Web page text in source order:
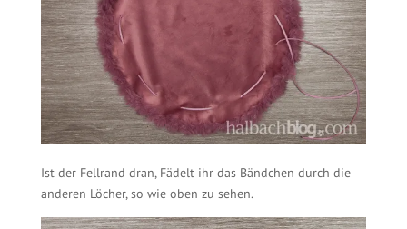
Ist der Fellrand dran, Fädelt ihr das Bändchen durch die
anderen Löcher, so wie oben zu sehen.